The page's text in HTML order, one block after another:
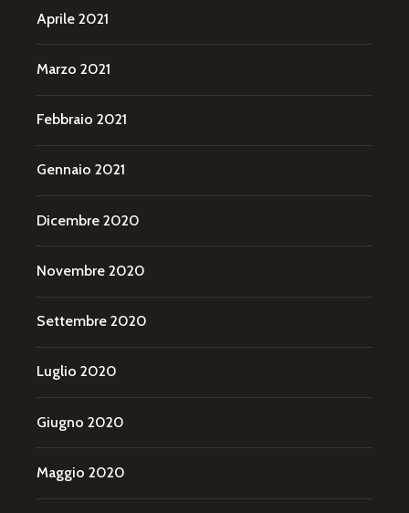
Aprile 2021
Marzo 2021
Febbraio 2021
Gennaio 2021
Dicembre 2020
Novembre 2020
Settembre 2020
Luglio 2020
Giugno 2020
Maggio 2020